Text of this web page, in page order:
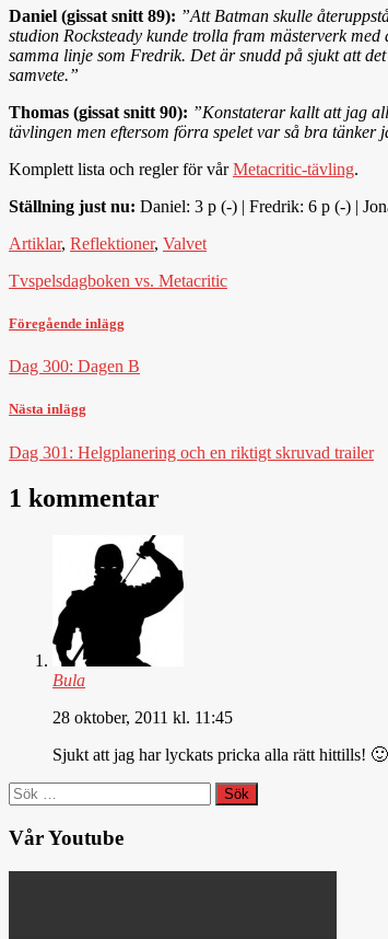
Daniel (gissat snitt 89): ”Att Batman skulle
studion Rocksteady kunde trolla fram mästerverk
samma linje som Fredrik. Det är snudd på sjukt att
samvete.”
Thomas (gissat snitt 90): ”Konstaterar kallt att jag
tävlingen men eftersom förra spelet var så bra
Komplett lista och regler för vårMetacritic-tävling.
Ställning just nu: Daniel: 3 p (-) | Fredrik: 6 p (-) |
Artiklar, Reflektioner, Valvet
Tvspelsdagboken vs. Metacritic
Föregående inlägg
Dag 300: Dagen B
Nästa inlägg
Dag 301: Helgplanering och en riktigt skruvad trailer
1 kommentar
Bula
28 oktober, 2011 kl. 11:45
Sjukt att jag har lyckats pricka alla rätt hittills! 🙂
Sök
efter:
Vår Youtube